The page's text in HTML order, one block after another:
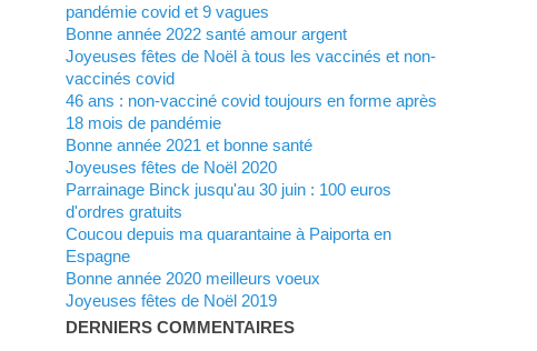
pandémie covid et 9 vagues
Bonne année 2022 santé amour argent
Joyeuses fêtes de Noël à tous les vaccinés et non-
vaccinés covid
46 ans : non-vacciné covid toujours en forme après
18 mois de pandémie
Bonne année 2021 et bonne santé
Joyeuses fêtes de Noël 2020
Parrainage Binck jusqu'au 30 juin : 100 euros
d'ordres gratuits
Coucou depuis ma quarantaine à Paiporta en
Espagne
Bonne année 2020 meilleurs voeux
Joyeuses fêtes de Noël 2019
DERNIERS COMMENTAIRES